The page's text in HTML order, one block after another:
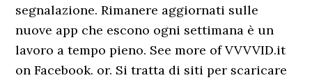
segnalazione. Rimanere aggiornati sulle
nuove app che escono ogni settimana è un
lavoro a tempo pieno. See more of VVVVID.it
on Facebook. or. Si tratta di siti per scaricare